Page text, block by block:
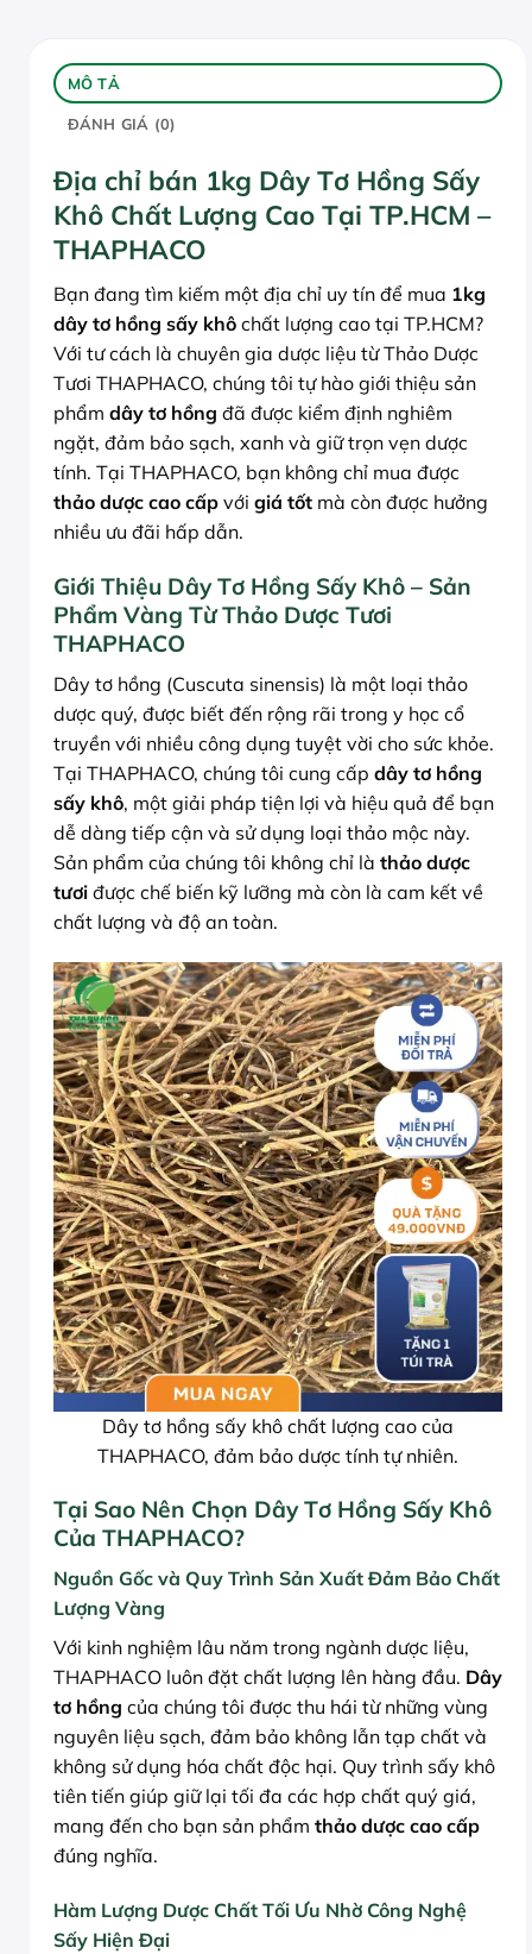
MÔ TẢ
ĐÁNH GIÁ (0)
Địa chỉ bán 1kg Dây Tơ Hồng Sấy
Khô Chất Lượng Cao Tại TP.HCM –
THAPHACO
Bạn đang tìm kiếm một địa chỉ uy tín để mua 1kg
dây tơ hồng sấy khô chất lượng cao tại TP.HCM?
Với tư cách là chuyên gia dược liệu từ Thảo Dược
Tươi THAPHACO, chúng tôi tự hào giới thiệu sản
phẩm dây tơ hồng đã được kiểm định nghiêm
ngặt, đảm bảo sạch, xanh và giữ trọn vẹn dược
tính. Tại THAPHACO, bạn không chỉ mua được
thảo dược cao cấp với giá tốt mà còn được hưởng
nhiều ưu đãi hấp dẫn.
Giới Thiệu Dây Tơ Hồng Sấy Khô – Sản
Phẩm Vàng Từ Thảo Dược Tươi
THAPHACO
Dây tơ hồng (Cuscuta sinensis) là một loại thảo
dược quý, được biết đến rộng rãi trong y học cổ
truyền với nhiều công dụng tuyệt vời cho sức khỏe.
Tại THAPHACO, chúng tôi cung cấp dây tơ hồng
sấy khô, một giải pháp tiện lợi và hiệu quả để bạn
dễ dàng tiếp cận và sử dụng loại thảo mộc này.
Sản phẩm của chúng tôi không chỉ là thảo dược
tươi được chế biến kỹ lưỡng mà còn là cam kết về
chất lượng và độ an toàn.
Dây tơ hồng sấy khô chất lượng cao của
THAPHACO, đảm bảo dược tính tự nhiên.
Tại Sao Nên Chọn Dây Tơ Hồng Sấy Khô
Của THAPHACO?
Nguồn Gốc và Quy Trình Sản Xuất Đảm Bảo Chất
Lượng Vàng
Với kinh nghiệm lâu năm trong ngành dược liệu,
THAPHACO luôn đặt chất lượng lên hàng đầu. Dây
tơ hồng của chúng tôi được thu hái từ những vùng
nguyên liệu sạch, đảm bảo không lẫn tạp chất và
không sử dụng hóa chất độc hại. Quy trình sấy khô
tiên tiến giúp giữ lại tối đa các hợp chất quý giá,
mang đến cho bạn sản phẩm thảo dược cao cấp
đúng nghĩa.
Hàm Lượng Dược Chất Tối Ưu Nhờ Công Nghệ
Sấy Hiện Đại